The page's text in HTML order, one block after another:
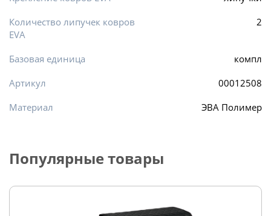
Количество липучек ковров
EVA
2
Базовая единица
компл
Артикул
00012508
Материал
ЭВА Полимер
Популярные товары